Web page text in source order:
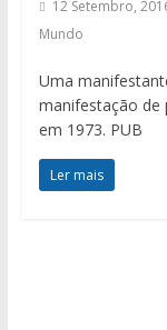
12 Setembro,
Mundo
Uma
manifestação de
em 1973. PUB
Ler mais